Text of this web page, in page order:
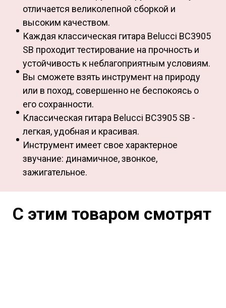
отличается великолепной сборкой и
высоким качеством.
Каждая классическая гитара Belucci BC3905
SB проходит тестирование на прочность и
устойчивость к неблагоприятным условиям.
Вы сможете взять инструмент на природу
или в поход, совершенно не беспокоясь о
его сохранности.
Классическая гитара Belucci BC3905 SB -
легкая, удобная и красивая.
Инструмент имеет свое характерное
звучание: динамичное, звонкое,
зажигательное.
С этим товаром смотрят